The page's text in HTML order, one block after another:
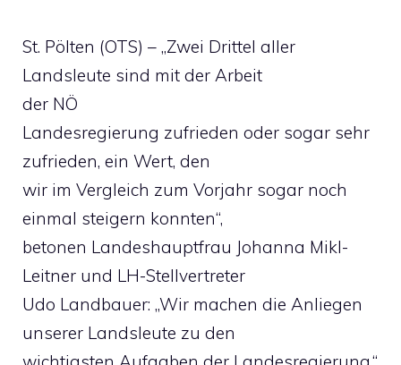
St. Pölten (OTS) – „Zwei Drittel aller
Landsleute sind mit der Arbeit
der NÖ
Landesregierung zufrieden oder sogar sehr
zufrieden, ein Wert, den
wir im Vergleich zum Vorjahr sogar noch
einmal steigern konnten“,
betonen Landeshauptfrau Johanna Mikl-
Leitner und LH-Stellvertreter
Udo Landbauer: „Wir machen die Anliegen
unserer Landsleute zu den